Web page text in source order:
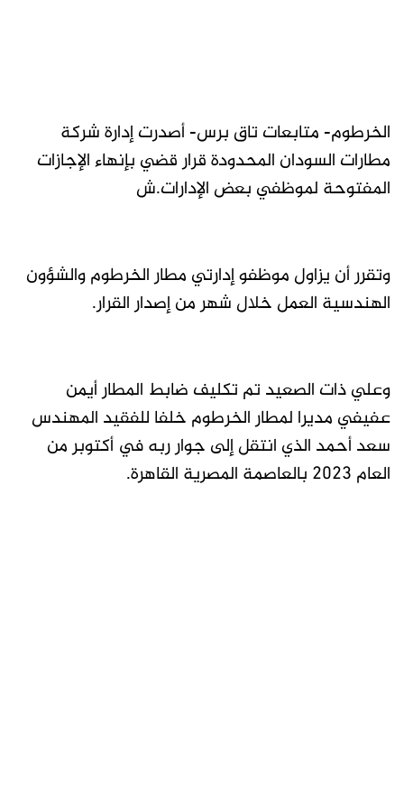
الخرطوم- متابعات تاق برس- أصدرت إدارة شركة
مطارات السودان المحدودة قرار قضي بإنهاء الإجازات
المفتوحة لموظفي بعض الإدارات.ش
وتقرر أن يزاول موظفو إدارتي مطار الخرطوم والشؤون
الهندسية العمل خلال شهر من إصدار القرار.
وعلي ذات الصعيد تم تكليف ضابط المطار أيمن
عفيفي مديرا لمطار الخرطوم خلفا للفقيد المهندس
سعد أحمد الذي انتقل إلى جوار ربه في أكتوبر من
العام 2023 بالعاصمة المصرية القاهرة.